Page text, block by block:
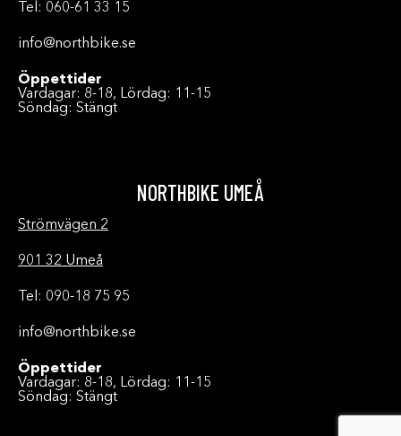
Tel: 060-61 33 15
info@northbike.se
Öppettider
Vardagar: 8-18, Lördag: 11-15
Söndag: Stängt
NORTHBIKE UMEÅ
Strömvägen 2
901 32 Umeå
Tel: 090-18 75 95
info@northbike.se
Öppettider
Vardagar: 8-18, Lördag: 11-15
Söndag: Stängt